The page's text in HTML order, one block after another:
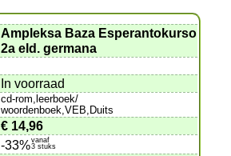
Ampleksa Baza Esperantokurso
2a eld. germana
In voorraad
cd-rom,leerboek/
woordenboek,VEB,Duits
€ 14,96
-33%vanaf
3 stuks